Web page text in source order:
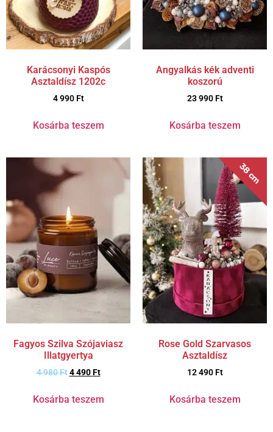
Karácsonyi Kaspós
Asztaldísz 1202c
4 990 Ft
Kosárba teszem
Angyalkás kék adventi
koszorú
23 990 Ft
Kosárba teszem
Fagyos Szilva Szójaviasz
Illatgyertya
4 980Ft 4 490Ft
Kosárba teszem
38 cm
Rose Gold Szarvasos
Asztaldísz
12 490 Ft
Kosárba teszem